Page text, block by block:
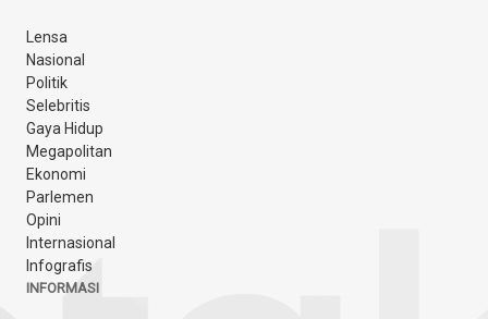
Lensa
Nasional
Politik
Selebritis
Gaya Hidup
Megapolitan
Ekonomi
Parlemen
Opini
Internasional
Infografis
INFORMASI